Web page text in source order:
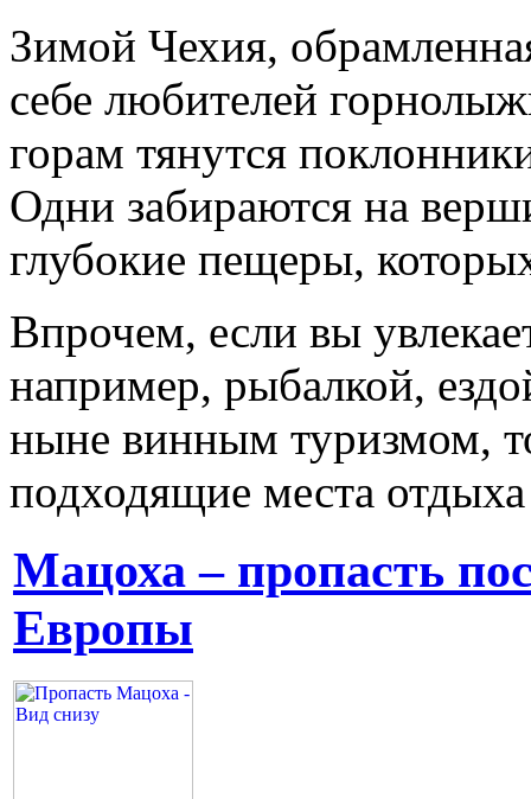
Зимой Чехия,
себе любителей
горам тянутся
Одни забираются на
глубокие пещеры,
Впрочем, если вы
например, рыбалкой,
ныне винным туризмом,
подходящие места
Мацоха – пропасть
Европы